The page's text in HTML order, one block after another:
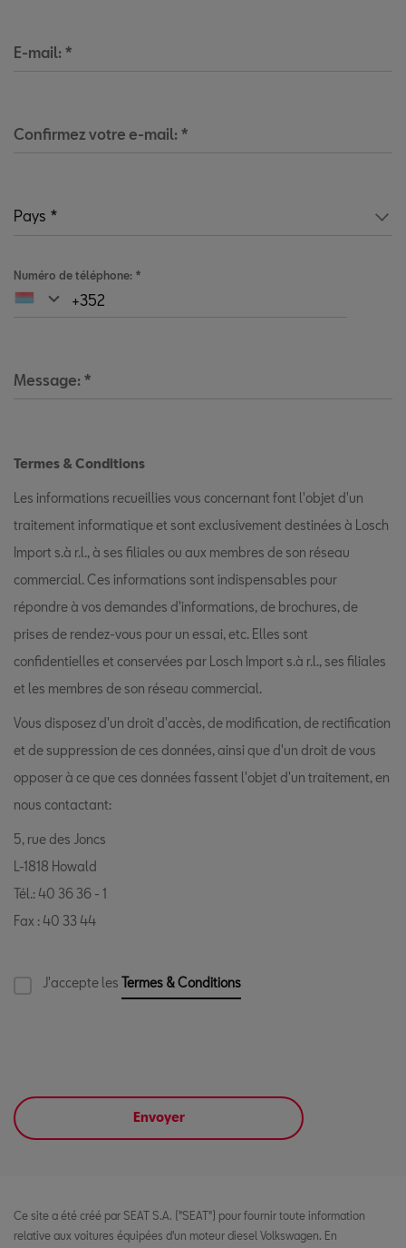
E-mail: *
Confirmez votre e-mail: *
Numéro de téléphone: *
Message: *
Termes & Conditions
Les informations recueillies vous concernant font l'objet d'un
traitement informatique et sont exclusivement destinées à Losch
Import s.à r.l., à ses filiales ou aux membres de son réseau
commercial. Ces informations sont indispensables pour
répondre à vos demandes d'informations, de brochures, de
prises de rendez-vous pour un essai, etc. Elles sont
confidentielles et conservées par Losch Import s.à r.l., ses filiales
et les membres de son réseau commercial.
Vous disposez d'un droit d'accès, de modification, de rectification
et de suppression de ces données, ainsi que d'un droit de vous
opposer à ce que ces données fassent l'objet d'un traitement, en
nous contactant:
5, rue des Joncs
L-1818 Howald
Tél.: 40 36 36 - 1
Fax : 40 33 44
J'accepte les Termes & Conditions
Envoyer
Ce site a été créé par SEAT S.A. ("SEAT") pour fournir toute information
relative aux voitures équipées d'un moteur diesel Volkswagen. En